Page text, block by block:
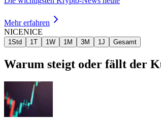
Mehr erfahren
NICENICE
1Std 1T 1W 1M 3M 1J Gesamt
Warum steigt oder fällt der